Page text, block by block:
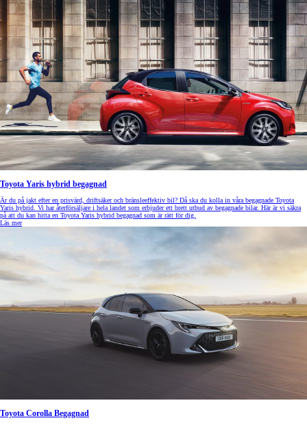
Toyota Yaris hybrid begagnad
Är du på jakt efter en prisvärd, driftsäker och bränsleeffektiv bil? Då ska du kolla in våra begagnade Toyota
Yaris hybrid. Vi har återförsäljare i hela landet som erbjuder ett brett utbud av begagnade bilar. Här är vi säkra
på att du kan hitta en Toyota Yaris hybrid begagnad som är rätt för dig.
Läs mer
Toyota Corolla Begagnad